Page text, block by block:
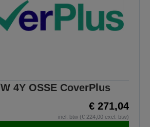
4Y OSSE CoverPlus
€ 271,04
incl. btw (€ 224,00 excl. btw)